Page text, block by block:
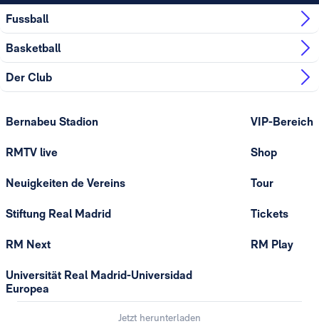
Fussball
Basketball
Der Club
Bernabeu Stadion
RMTV live
Neuigkeiten de Vereins
Stiftung Real Madrid
RM Next
Universität Real Madrid-Universidad
Europea
VIP-Bereich
Shop
Tour
Tickets
RM Play
Jetzt herunterladen